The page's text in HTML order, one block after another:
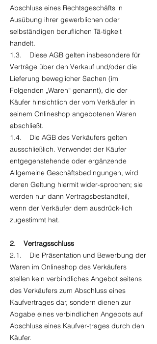
Abschluss eines Rechtsgeschäfts in
Ausübung ihrer gewerblichen oder
selbständigen beruflichen Tä-tigkeit
handelt.
1.3. Diese AGB gelten insbesondere für
Verträge über den Verkauf und/oder die
Lieferung beweglicher Sachen (im
Folgenden „Waren“ genannt), die der
Käufer hinsichtlich der vom Verkäufer in
seinem Onlineshop angebotenen Waren
abschließt.
1.4. Die AGB des Verkäufers gelten
ausschließlich. Verwendet der Käufer
entgegenstehende oder ergänzende
Allgemeine Geschäftsbedingungen, wird
deren Geltung hiermit wider-sprochen; sie
werden nur dann Vertragsbestandteil,
wenn der Verkäufer dem ausdrück-lich
zugestimmt hat.
2. Vertragsschluss
2.1. Die Präsentation und Bewerbung der
Waren im Onlineshop des Verkäufers
stellen kein verbindliches Angebot seitens
des Verkäufers zum Abschluss eines
Kaufvertrages dar, sondern dienen zur
Abgabe eines verbindlichen Angebots auf
Abschluss eines Kaufver-trages durch den
Käufer.